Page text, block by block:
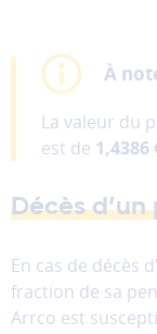
À
La valeur du
est de 1,4386
Décès
En cas de décès
fraction de sa
Arrco est